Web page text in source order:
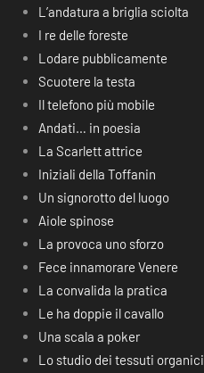
L’andatura a briglia sciolta
I re delle foreste
Lodare pubblicamente
Scuotere la testa
Il telefono più mobile
Andati… in poesia
La Scarlett attrice
Iniziali della Toffanin
Un signorotto del luogo
Aiole spinose
La provoca uno sforzo
Fece innamorare Venere
La convalida la pratica
Le ha doppie il cavallo
Una scala a poker
Lo studio dei tessuti organici